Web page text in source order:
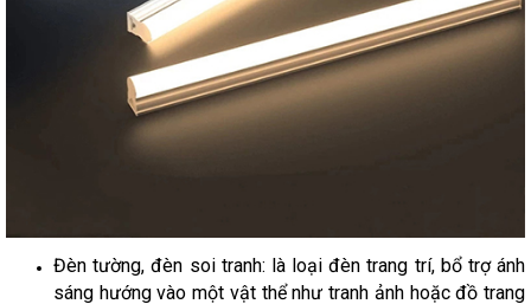
Đèn tường, đèn soi tranh: là loại đèn trang trí, bổ trợ ánh
sáng hướng vào một vật thể như tranh ảnh hoặc đồ trang